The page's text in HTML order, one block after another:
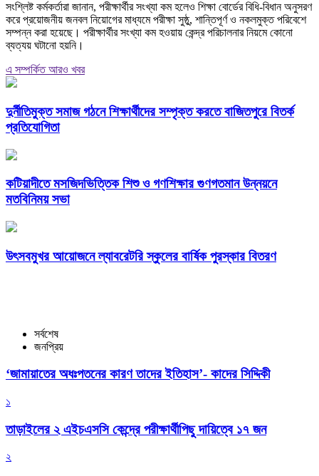
সংশ্লিষ্ট কর্মকর্তারা জানান, পরীক্ষার্থীর সংখ্যা কম হলেও শিক্ষা বোর্ডের বিধি-বিধান অনুসরণ
করে প্রয়োজনীয় জনবল নিয়োগের মাধ্যমে পরীক্ষা সুষ্ঠু, শান্তিপূর্ণ ও নকলমুক্ত পরিবেশে
সম্পন্ন করা হয়েছে। পরীক্ষার্থীর সংখ্যা কম হওয়ায় কেন্দ্র পরিচালনার নিয়মে কোনো
ব্যত্যয় ঘটানো হয়নি।
এ সম্পর্কিত আরও খবর
দুর্নীতিমুক্ত সমাজ গঠনে শিক্ষার্থীদের সম্পৃক্ত করতে বাজিতপুরে বিতর্ক
প্রতিযোগিতা
কটিয়াদীতে মসজিদভিত্তিক শিশু ও গণশিক্ষার গুণগতমান উন্নয়নে
মতবিনিময় সভা
উৎসবমুখর আয়োজনে ল্যাবরেটরি স্কুলের বার্ষিক পুরস্কার বিতরণ
সর্বশেষ
জনপ্রিয়
‘জামায়াতের অধঃপতনের কারণ তাদের ইতিহাস’- কাদের সিদ্দিকী
১
তাড়াইলের ২ এইচএসসি কেন্দ্রে পরীক্ষার্থীপিছু দায়িত্বে ১৭ জন
২